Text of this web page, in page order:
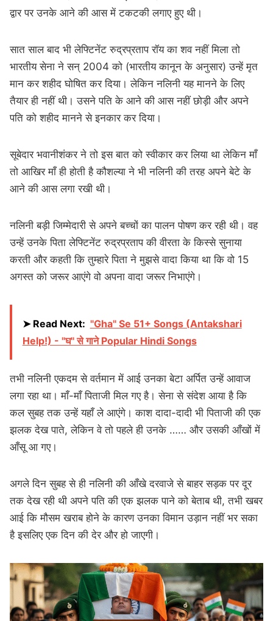
द्वार पर उनके आने की आस में टकटकी लगाए हुए थी।
सात साल बाद भी लेफ्टिनेंट रुद्रप्रताप रॉय का शव नहीं मिला तो
भारतीय सेना ने सन् 2004 को (भारतीय कानून के अनुसार) उन्हें मृत
मान कर शहीद घोषित कर दिया। लेकिन नलिनी यह मानने के लिए
तैयार ही नहीं थी। उसने पति के आने की आस नहीं छोड़ी और अपने
पति को शहीद मानने से इनकार कर दिया।
सूबेदार भवानीशंकर ने तो इस बात को स्वीकार कर लिया था लेकिन माँ
तो आखिर माँ ही होती है कौशल्या ने भी नलिनी की तरह अपने बेटे के
आने की आस लगा रखी थी।
नलिनी बड़ी जिम्मेदारी से अपने बच्चों का पालन पोषण कर रही थी। वह
उन्हें उनके पिता लेफ्टिनेंट रुद्रप्रताप की वीरता के किस्से सुनाया
करती और कहती कि तुम्हारे पिता ने मुझसे वादा किया था कि वो 15
अगस्त को जरूर आएंगे वो अपना वादा जरूर निभाएंगे।
➤ Read Next: "Gha" Se 51+ Songs (Antakshari
Help!) - "घ" से गाने Popular Hindi Songs
तभी नलिनी एकदम से वर्तमान में आई उनका बेटा अर्पित उन्हें आवाज
लगा रहा था। माँ-माँ पिताजी मिल गए है। सेना से संदेश आया है कि
कल सुबह तक उन्हें यहाँ ले आएंगे। काश दादा-दादी भी पिताजी की एक
झलक देख पाते, लेकिन वे तो पहले ही उनके …… और उसकी आँखों में
आँसू आ गए।
अगले दिन सुबह से ही नलिनी की आँखे दरवाजे से बाहर सड़क पर दूर
तक देख रही थी अपने पति की एक झलक पाने को बेताब थी, तभी खबर
आई कि मौसम खराब होने के कारण उनका विमान उड़ान नहीं भर सका
है इसलिए एक दिन की देर और हो जाएगी।